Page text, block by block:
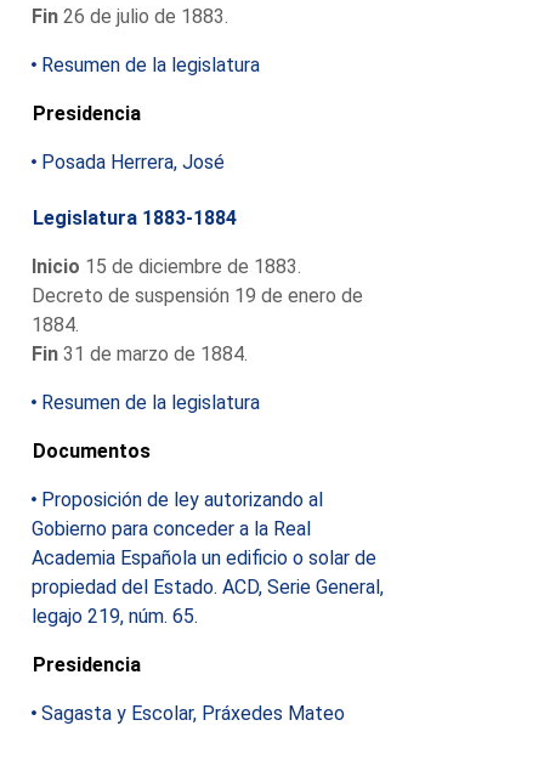
Fin 26 de julio de 1883.
Resumen de la legislatura
Presidencia
Posada Herrera, José
Legislatura 1883-1884
Inicio 15 de diciembre de 1883.
Decreto de suspensión 19 de enero de
1884.
Fin 31 de marzo de 1884.
Resumen de la legislatura
Documentos
Proposición de ley autorizando al
Gobierno para conceder a la Real
Academia Española un edificio o solar de
propiedad del Estado. ACD, Serie General,
legajo 219, núm. 65.
Presidencia
Sagasta y Escolar, Práxedes Mateo